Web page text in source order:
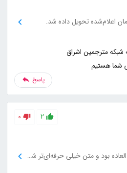
اعلام‌شده تحویل داده شد.
شما هستیم
پاسخ
2
0
کیفیت ویرایش مقاله‌ام فوق‌العاده بود و متن خیلی حرفه‌ای‌تر شده بود.